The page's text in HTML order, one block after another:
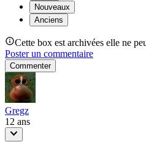
Nouveaux
Anciens
Cette box est archivées elle ne
Poster un commentaire
Commenter
Gregz
12 ans